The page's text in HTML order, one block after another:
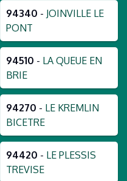
94340 - JOINVILLE LE
PONT
94510 - LA QUEUE EN
BRIE
94270 - LE KREMLIN
BICETRE
94420 - LE PLESSIS
TREVISE